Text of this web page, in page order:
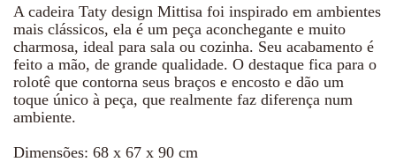
A cadeira Taty design Mittisa foi inspirado em ambientes
mais clássicos, ela é um peça aconchegante e muito
charmosa, ideal para sala ou cozinha. Seu acabamento é
feito a mão, de grande qualidade. O destaque fica para o
rolotê que contorna seus braços e encosto e dão um
toque único à peça, que realmente faz diferença num
ambiente.
Dimensões: 68 x 67 x 90 cm